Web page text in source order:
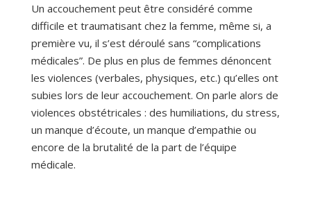
Un accouchement peut être considéré comme
difficile et traumatisant chez la femme, même si, a
première vu, il s’est déroulé sans “complications
médicales”. De plus en plus de femmes dénoncent
les violences (verbales, physiques, etc.) qu’elles ont
subies lors de leur accouchement. On parle alors de
violences obstétricales : des humiliations, du stress,
un manque d’écoute, un manque d’empathie ou
encore de la brutalité de la part de l’équipe
médicale.